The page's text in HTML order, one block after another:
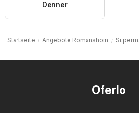
Denner
Startseite Angebote Romanshorn
Oferlo